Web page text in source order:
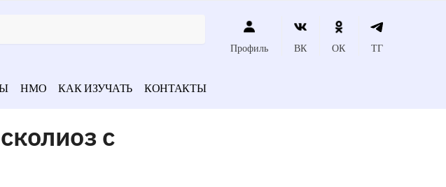
Профиль ВК ОК ТГ
НМО КАК ИЗУЧАТЬ КОНТАКТЫ
с